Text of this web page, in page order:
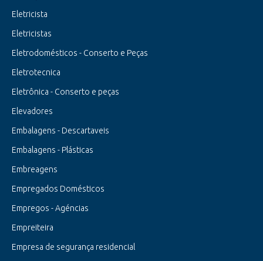
Eletricista
Eletricistas
Eletrodomésticos - Conserto e Peças
Eletrotecnica
Eletrônica - Conserto e peças
Elevadores
Embalagens - Descartaveis
Embalagens - Plásticas
Embreagens
Empregados Domésticos
Empregos - Agéncias
Empreiteira
Empresa de segurança residencial